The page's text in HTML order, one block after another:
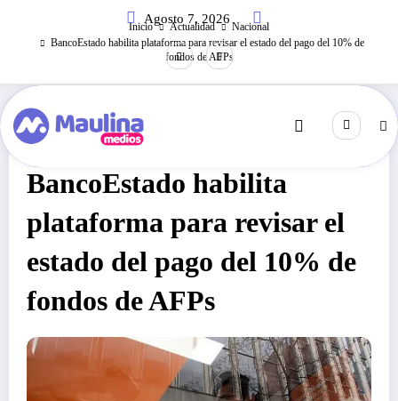
Agosto 7, 2026
Inicio Actualidad
Nacional
BancoEstado habilita plataforma para revisar el estado del pago del 10% de
fondos de AFPs
Nacional Agosto 11, 2020
BancoEstado habilita
plataforma para revisar el
estado del pago del 10% de
fondos de AFPs